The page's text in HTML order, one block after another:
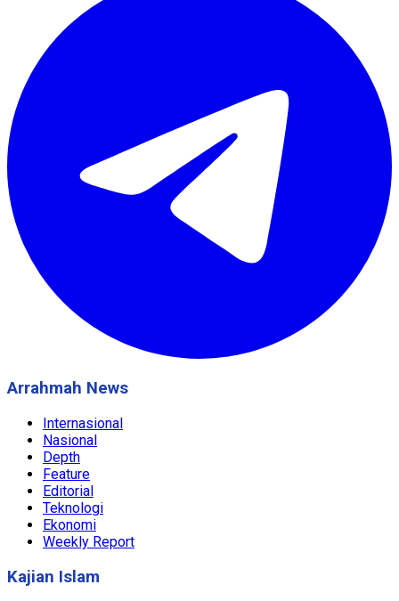
Arrahmah News
Internasional
Nasional
Depth
Feature
Editorial
Teknologi
Ekonomi
Weekly Report
Kajian Islam